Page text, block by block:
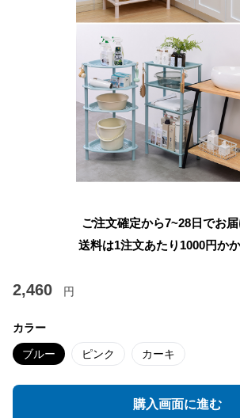
ご注文確定から7~28日でお
送料は1注文あたり 1000円か
2,460 円
カラー
ブルー ピンク カーキ
購入画面に進む